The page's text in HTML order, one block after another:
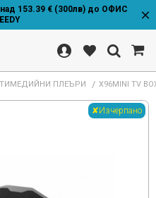
над 153.39 € (300лв) до ОФИС
ПЛЕЪРИ X96MINI TV
✘Изчерпано